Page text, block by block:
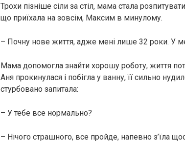
Трохи пізніше сіли за стіл, мама стала
що приїхала на зовсім, Максим в минулому.
– Почну нове життя, адже мені лише 32 роки. У
Мама допомогла знайти хорошу роботу, життя
Аня прокинулася і побігла у ванну, її сильно
стурбовано запитала:
– У тебе все нормально?
– Нічого страшного, все пройде, напевно з’їла